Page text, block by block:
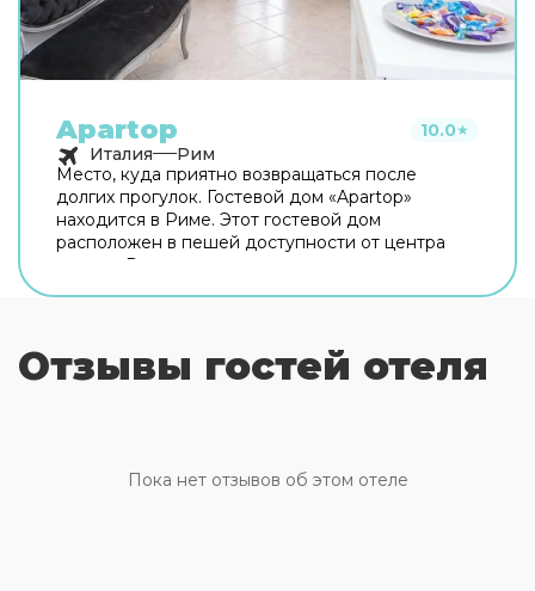
Apartop 10.0★
Италия
Рим
Место, куда приятно возвращаться после
долгих прогулок. Гостевой дом «Apartop»
находится в Риме. Этот гостевой дом
расположен в пешей доступности от центра
города. Рядом с гостевым домом можно
В гостевом доме есть бесплатный Wi-Fi. Для
путешественников на машине организована
передвижения возможна организация
трансфера. Доступная среда: работает лифт. А
Отзывы гостей отеля
Пока нет отзывов об этом отеле